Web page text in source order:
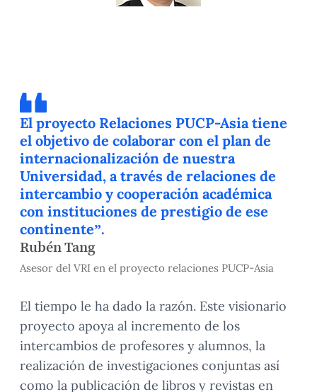
El proyecto Relaciones PUCP-Asia tiene
el objetivo de colaborar con el plan de
internacionalización de nuestra
Universidad, a través de relaciones de
intercambio y cooperación académica
con instituciones de prestigio de ese
continente”.
Rubén Tang
Asesor del VRI en el proyecto relaciones PUCP-Asia
El tiempo le ha dado la razón. Este visionario
proyecto apoya al incremento de los
intercambios de profesores y alumnos, la
realización de investigaciones conjuntas así
como la publicación de libros y revistas en